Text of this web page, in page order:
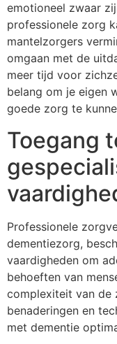
emotioneel zwaar
professionele zorg
mantelzorgers
omgaan met de
meer tijd voor
belang om je eigen
goede zorg te
Toegang
Professionele
dementiezorg,
vaardigheden om
behoeften van
complexiteit van de
benaderingen en
met dementie